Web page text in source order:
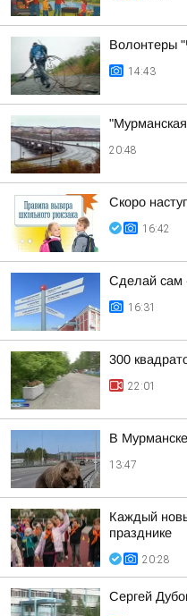
Волонтеры
14:43
20:48
Скоро
16:42
Сделай сам
16:31
300
22:01
В
13:47
Каждый
празднике
20:28
Сергей